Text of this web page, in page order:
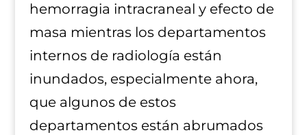
hemorragia intracraneal y efecto de
masa mientras los departamentos
internos de radiología están
inundados, especialmente ahora,
que algunos de estos
departamentos están abrumados